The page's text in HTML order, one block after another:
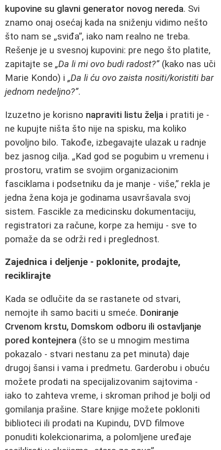
kupovine su glavni generator novog nereda. Svi
znamo onaj osećaj kada na sniženju vidimo nešto
što nam se „sviđa”, iako nam realno ne treba.
Rešenje je u svesnoj kupovini: pre nego što platite,
zapitajte se „Da li mi ovo budi radost?”(kako nas uči
Marie Kondo) i „Da li ću ovo zaista nositi/koristiti bar
jednom nedeljno?”.
Izuzetno je korisno napraviti listu želja i pratiti je -
ne kupujte ništa što nije na spisku, ma koliko
povoljno bilo. Takođe, izbegavajte ulazak u radnje
bez jasnog cilja. „Kad god se pogubim u vremenu i
prostoru, vratim se svojim organizacionim
fasciklama i podsetniku da je manje - više,” rekla je
jedna žena koja je godinama usavršavala svoj
sistem. Fascikle za medicinsku dokumentaciju,
registratori za račune, korpe za hemiju - sve to
pomaže da se održi red i preglednost.
Zajednica i deljenje - poklonite, prodajte,
reciklirajte
Kada se odlučite da se rastanete od stvari,
nemojte ih samo baciti u smeće. Doniranje
Crvenom krstu, Domskom odboru ili ostavljanje
pored kontejnera (što se u mnogim mestima
pokazalo - stvari nestanu za pet minuta) daje
drugoj šansi i vama i predmetu. Garderobu i obuću
možete prodati na specijalizovanim sajtovima -
iako to zahteva vreme, i skroman prihod je bolji od
gomilanja prašine. Stare knjige možete pokloniti
biblioteci ili prodati na Kupindu, DVD filmove
ponuditi kolekcionarima, a polomljene uređaje